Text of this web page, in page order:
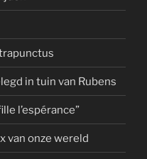
in tuin van Rubens
l’espérance”
van onze wereld